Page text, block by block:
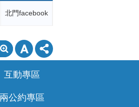
北門facebook
搜
尋
互動專區
兩公約專區